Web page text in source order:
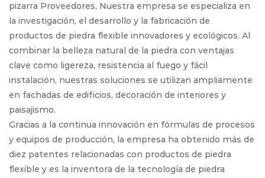
pizarra Proveedores, Nuestra empresa se especializa en
la investigación, el desarrollo y la fabricación de
productos de piedra flexible innovadores y ecológicos. Al
combinar la belleza natural de la piedra con ventajas
clave como ligereza, resistencia al fuego y fácil
instalación, nuestras soluciones se utilizan ampliamente
en fachadas de edificios, decoración de interiores y
paisajismo.
Gracias a la continua innovación en fórmulas de procesos
y equipos de producción, la empresa ha obtenido más de
diez patentes relacionadas con productos de piedra
flexible y es la inventora de la tecnología de piedra